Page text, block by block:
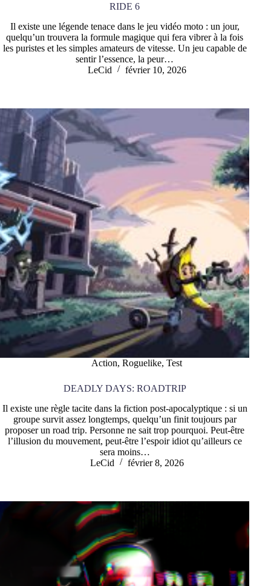
RIDE 6
Il existe une légende tenace dans le jeu vidéo moto : un jour,
quelqu’un trouvera la formule magique qui fera vibrer à la fois
les puristes et les simples amateurs de vitesse. Un jeu capable de
sentir l’essence, la peur…
LeCid
février 10, 2026
Action,Roguelike,Test
DEADLY DAYS: ROADTRIP
Il existe une règle tacite dans la fiction post-apocalyptique : si un
groupe survit assez longtemps, quelqu’un finit toujours par
proposer un road trip. Personne ne sait trop pourquoi. Peut-être
l’illusion du mouvement, peut-être l’espoir idiot qu’ailleurs ce
sera moins…
LeCid
février 8, 2026